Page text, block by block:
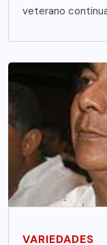
veterano
VARIEDADES